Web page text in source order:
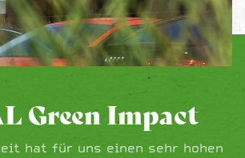
Green Impact
hat für uns einen sehr hohen